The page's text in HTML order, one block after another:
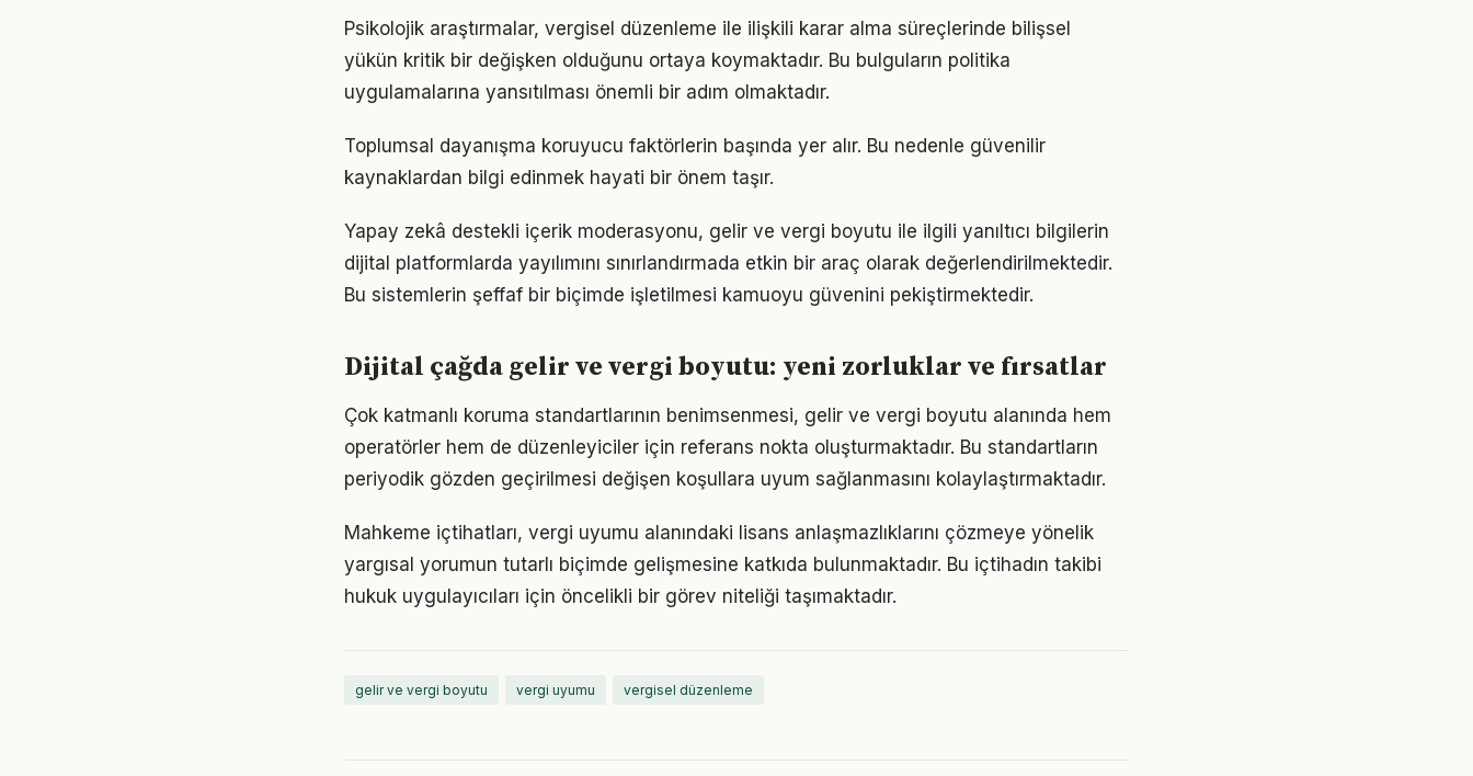
Psikolojik araştırmalar, vergisel düzenleme ile ilişkili karar alma süreçlerinde bilişsel
yükün kritik bir değişken olduğunu ortaya koymaktadır. Bu bulguların politika
uygulamalarına yansıtılması önemli bir adım olmaktadır.
Toplumsal dayanışma koruyucu faktörlerin başında yer alır. Bu nedenle güvenilir
kaynaklardan bilgi edinmek hayati bir önem taşır.
Yapay zekâ destekli içerik moderasyonu, gelir ve vergi boyutu ile ilgili yanıltıcı bilgilerin
dijital platformlarda yayılımını sınırlandırmada etkin bir araç olarak değerlendirilmektedir.
Bu sistemlerin şeffaf bir biçimde işletilmesi kamuoyu güvenini pekiştirmektedir.
Dijital çağda gelir ve vergi boyutu: yeni zorluklar ve fırsatlar
Çok katmanlı koruma standartlarının benimsenmesi, gelir ve vergi boyutu alanında hem
operatörler hem de düzenleyiciler için referans nokta oluşturmaktadır. Bu standartların
periyodik gözden geçirilmesi değişen koşullara uyum sağlanmasını kolaylaştırmaktadır.
Mahkeme içtihatları, vergi uyumu alanındaki lisans anlaşmazlıklarını çözmeye yönelik
yargısal yorumun tutarlı biçimde gelişmesine katkıda bulunmaktadır. Bu içtihadın takibi
hukuk uygulayıcıları için öncelikli bir görev niteliği taşımaktadır.
gelir ve vergi boyutu vergi uyumu vergisel düzenleme